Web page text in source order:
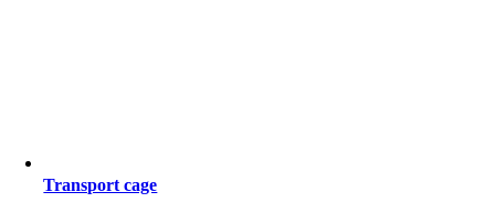
Transport cage